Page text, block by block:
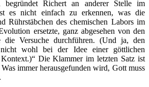
begründet Richert an anderer Stelle im
es nicht einfach zu erkennen, was die
Rührstäbchen des chemischen Labors im
ersetzte, ganz abgesehen von den
die Versuche durchführen. (Und ja, den
wohl bei der Idee einer göttlichen
Die Klammer im letzten Satz ist
immer herausgefunden wird, Gott muss